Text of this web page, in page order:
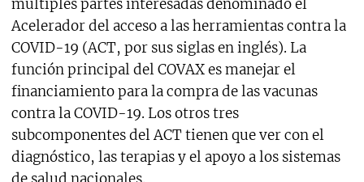
múltiples partes interesadas denominado el
Acelerador del acceso a las herramientas contra la
COVID-19 (ACT, por sus siglas en inglés). La
función principal del COVAX es manejar el
financiamiento para la compra de las vacunas
contra la COVID-19. Los otros tres
subcomponentes del ACT tienen que ver con el
diagnóstico, las terapias y el apoyo a los sistemas